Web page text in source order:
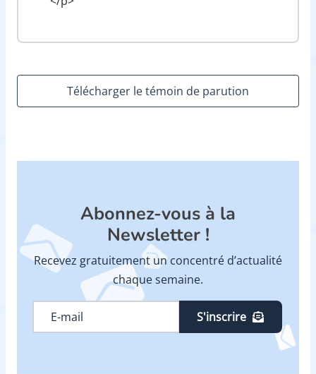
Télécharger le témoin de parution
Abonnez-vous à la
Newsletter !
Recevez gratuitement un concentré d’actualité
chaque semaine.
S'inscrire